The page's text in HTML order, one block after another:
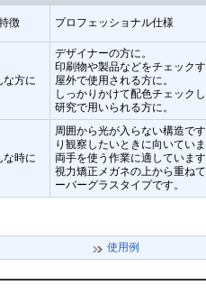
徴 プロフェッショナル仕様
な方に
デザイナーの方に。
印刷物や製品などをチェック
屋外で使用される方に。
しっかりかけて配色チェック
研究で用いられる方に。
な時に
周囲から光が入らない構造で
り観察したいときに向いてい
両手を使う作業に適していま
視力矯正メガネの上から重ね
ーバーグラスタイプです。
使用例